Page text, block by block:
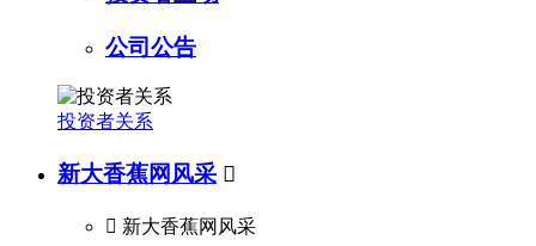
公司公告
投资者关系
新大香蕉网风采 
 新大香蕉网风采